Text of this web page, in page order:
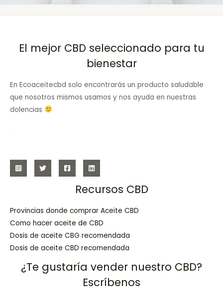
El mejor CBD seleccionado para tu
bienestar
En Ecoaceitecbd solo encontrarás un producto saludable
que nosotros mismos usamos y nos ayuda en nuestras
dolencias
Recursos CBD
Provincias donde comprar Aceite CBD
Como hacer aceite de CBD
Dosis de aceite CBG recomendada
Dosis de aceite CBD recomendada
¿Te gustaría vender nuestro CBD?
Escríbenos